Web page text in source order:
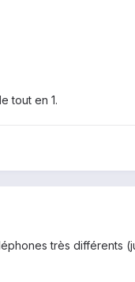
tout en 1.
très différents